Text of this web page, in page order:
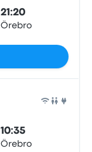
21:20
Örebro
10:35
Örebro